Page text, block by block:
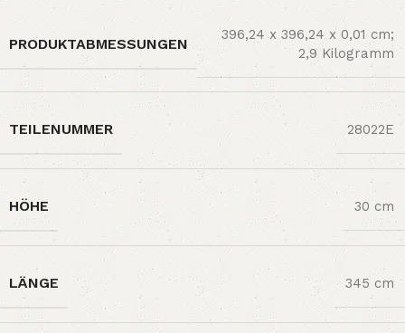
PRODUKTABMESSUNGEN
‎396,24 x 396,24 x 0,01 cm;
2,9 Kilogramm
TEILENUMMER ‎28022E
HÖHE ‎30 cm
LÄNGE ‎345 cm